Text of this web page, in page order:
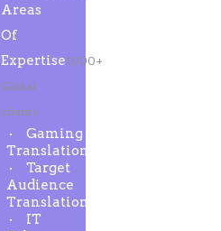
Areas
Of
Expertise1000+
Global
clients
Gaming
Translation
Target
Audience
Translation
IT